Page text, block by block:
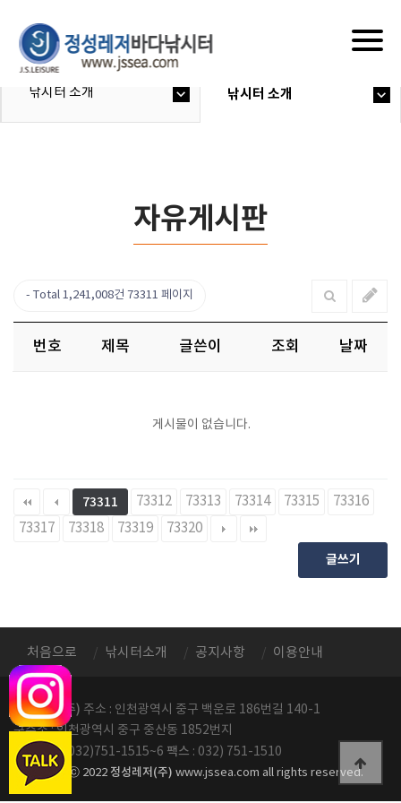
낚시터 소개 낚시터 소개
자유게시판
Total 1,241,008건 73311 페이지
번호 제목 글쓴이 조회 날짜
게시물이 없습니다.
73311 73312 73313 73314 73315
73316
73317
73318 73319 73320
글쓰기
처음으로 낚시터소개 공지사항 이용안내
정성레저(주) 주소 : 인천광역시 중구 백운로 186번길 140-1
구주소 : 인천광역시 중구 중산동 1852번지
전화번호: 032)751-1515~6 팩스 : 032) 751-1510
copyright ⓒ 2022 정성레저(주) www.jssea.com all rights reserved.